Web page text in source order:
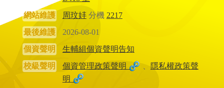
網站維護
周玟妦分機 2217
最後維護
2026-08-01
個資聲明
生輔組個資聲明告知
校級聲明
個資管理政策聲明 、
隱私權政策聲
明